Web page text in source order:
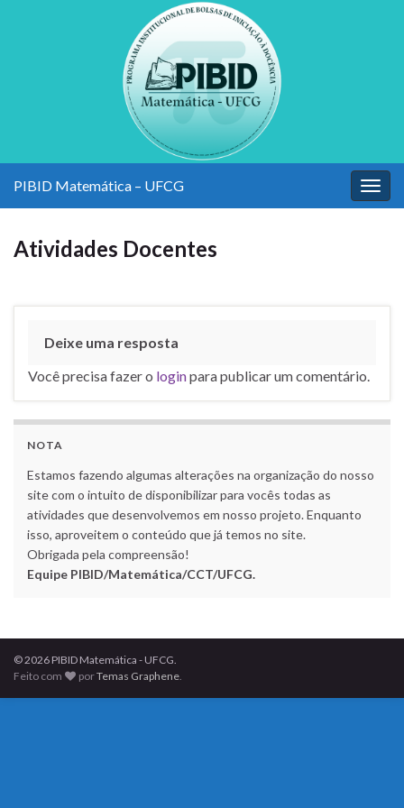
PIBID Matemática – UFCG
Atividades Docentes
Deixe uma resposta
Você precisa fazer o loginpara publicar um comentário.
NOTA
Estamos fazendo algumas alterações na organização do nosso
site com o intuito de disponibilizar para vocês todas as
atividades que desenvolvemos em nosso projeto. Enquanto
isso, aproveitem o conteúdo que já temos no site.
Obrigada pela compreensão!
Equipe PIBID/Matemática/CCT/UFCG.
© 2026 PIBID Matemática - UFCG.
Feito com
porTemas Graphene.